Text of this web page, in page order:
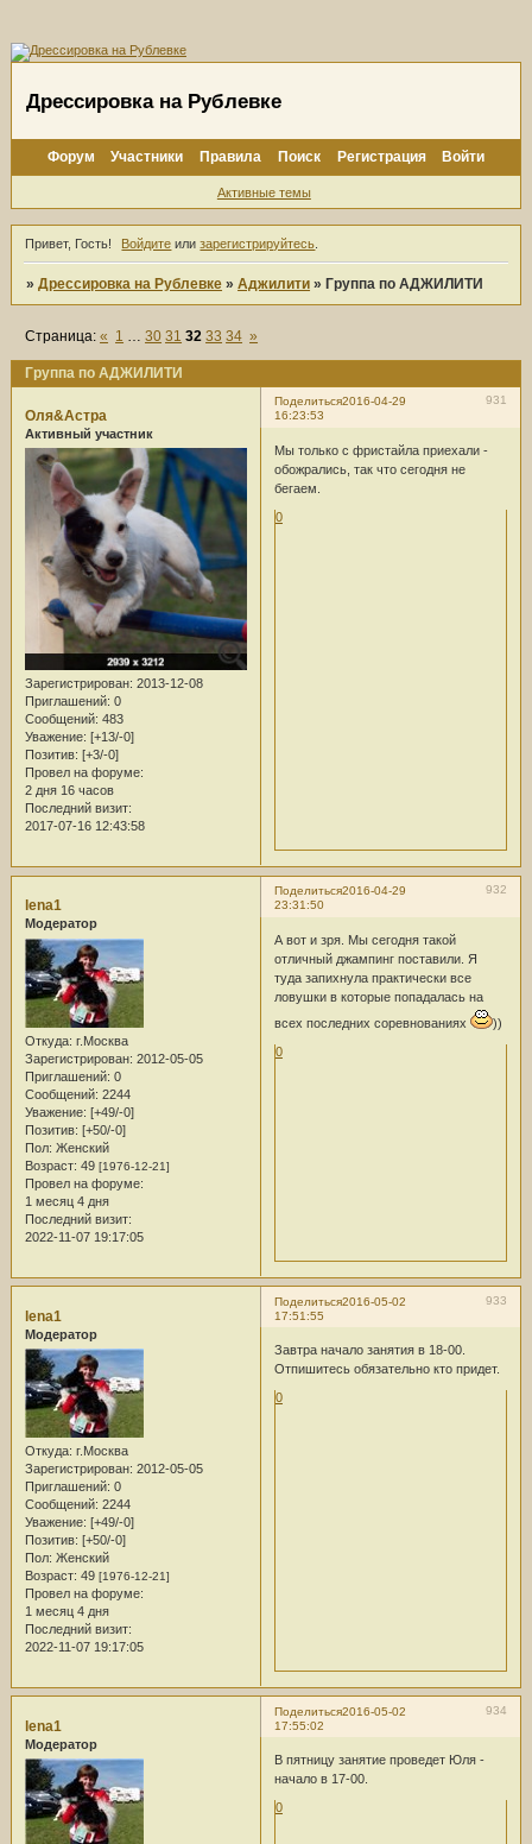
Дрессировка на Рублевке
Форум Участники Правила Поиск Регистрация Войти
Активные темы
Привет, Гость! Войдите илизарегистрируйтесь
»Дрессировка на Рублевке »Аджилити » Группа по АДЖИЛИТИ
Группа по АДЖИЛИТИ
Страница:« 1 … 30 31 32 33 34 »
Поделиться 931
2016-04-29
16:23:53
Оля&Астра
Активный участник
Зарегистрирован: 2013-12-08
Приглашений: 0
Сообщений: 483
Уважение: [+13/-0]
Позитив: [+3/-0]
Провел на форуме:
2 дня 16 часов
Последний визит:
2017-07-16 12:43:58
Мы только с фристайла приехали -
обожрались, так что сегодня не
бегаем.
0
Поделиться 932
2016-04-29
23:31:50
lena1
Модератор
Откуда: г.Москва
Зарегистрирован: 2012-05-05
Приглашений: 0
Сообщений: 2244
Уважение: [+49/-0]
Позитив: [+50/-0]
Пол: Женский
Возраст: 49 [1976-12-21]
Провел на форуме:
1 месяц 4 дня
Последний визит:
2022-11-07 19:17:05
А вот и зря. Мы сегодня такой
отличный джампинг поставили. Я
туда запихнула практически все
ловушки в которые попадалась на
всех последних соревнованиях
))
0
Поделиться 933
2016-05-02
17:51:55
lena1
Модератор
Откуда: г.Москва
Зарегистрирован: 2012-05-05
Приглашений: 0
Сообщений: 2244
Уважение: [+49/-0]
Позитив: [+50/-0]
Пол: Женский
Возраст: 49 [1976-12-21]
Провел на форуме:
1 месяц 4 дня
Последний визит:
2022-11-07 19:17:05
Завтра начало занятия в 18-00.
Отпишитесь обязательно кто придет.
0
Поделиться 934
2016-05-02
17:55:02
lena1
Модератор
В пятницу занятие проведет Юля -
начало в 17-00.
0